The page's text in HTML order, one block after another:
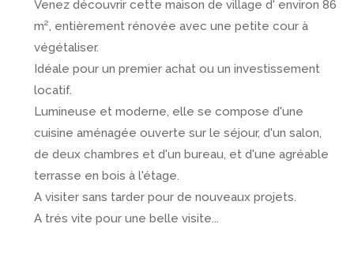
Venez découvrir cette maison de village d' environ 86
m², entièrement rénovée avec une petite cour à
végétaliser.
Idéale pour un premier achat ou un investissement
locatif.
Lumineuse et moderne, elle se compose d'une
cuisine aménagée ouverte sur le séjour, d'un salon,
de deux chambres et d'un bureau, et d'une agréable
terrasse en bois à l'étage.
A visiter sans tarder pour de nouveaux projets.
A trés vite pour une belle visite...